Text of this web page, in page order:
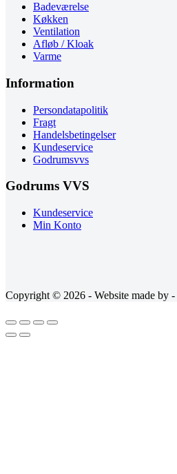
Badeværelse
Køkken
Ventilation
Afløb / Kloak
Varme
Information
Persondatapolitik
Fragt
Handelsbetingelser
Kundeservice
Godrumsvvs
Godrums VVS
Kundeservice
Min Konto
Copyright © 2026 - Website made by -